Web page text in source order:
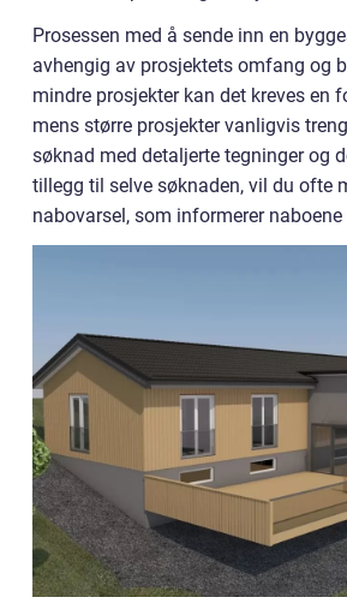
Prosessen med å sende inn en
avhengig av prosjektets omfang og
mindre prosjekter kan det kreves en
mens større prosjekter vanligvis
søknad med detaljerte tegninger og
tillegg til selve søknaden, vil du ofte
nabovarsel, som informerer